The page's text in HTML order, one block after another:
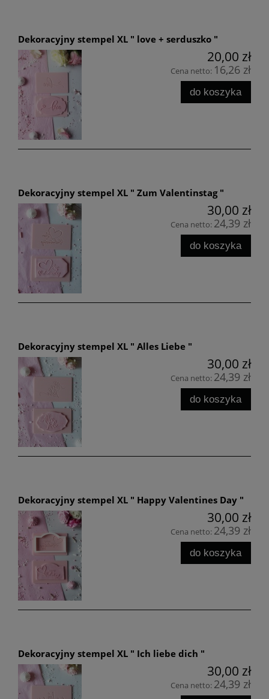
Dekoracyjny stempel XL " love + serduszko "
20,00 zł
Cena netto: 16,26 zł
do koszyka
Dekoracyjny stempel XL " Zum Valentinstag "
30,00 zł
Cena netto: 24,39 zł
do koszyka
Dekoracyjny stempel XL " Alles Liebe "
30,00 zł
Cena netto: 24,39 zł
do koszyka
Dekoracyjny stempel XL " Happy Valentines Day "
30,00 zł
Cena netto: 24,39 zł
do koszyka
Dekoracyjny stempel XL " Ich liebe dich "
30,00 zł
Cena netto: 24,39 zł